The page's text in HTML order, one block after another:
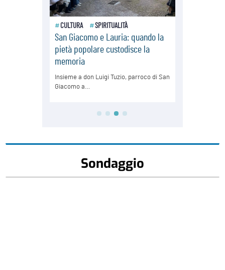
Sondaggio